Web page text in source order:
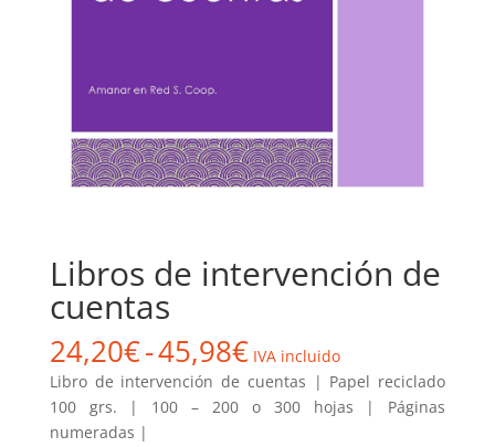
Libros de intervención de
cuentas
24,20€-45,98€Rango
de
precios:
desde
IVA incluido
Libro de intervención de cuentas | Papel reciclado
100 grs. | 100 – 200 o 300 hojas | Páginas
numeradas |